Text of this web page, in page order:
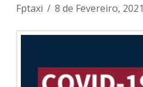
Fptaxi 8 de Fevereiro, 2021